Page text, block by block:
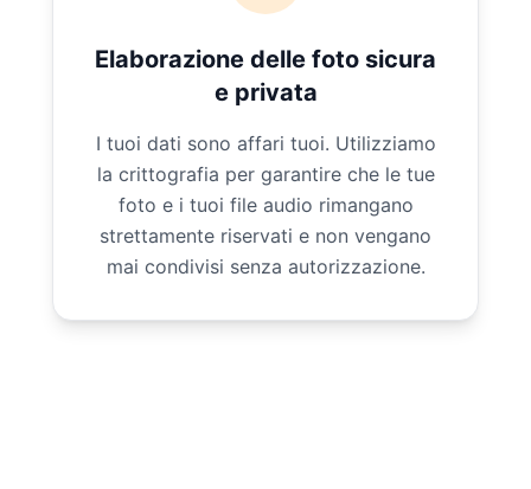
Elaborazione delle foto sicura
e privata
I tuoi dati sono affari tuoi. Utilizziamo
la crittografia per garantire che le tue
foto e i tuoi file audio rimangano
strettamente riservati e non vengano
mai condivisi senza autorizzazione.